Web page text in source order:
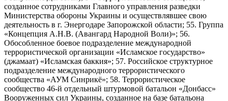
созданное сотрудниками Главного управления разведки
Министерства обороны Украины и осуществлявшее свою
деятельность в г. Энергодаре Запорожской области; 55. Группа
«Концепция А.Н.В. (Авангард Народной Воли)»; 56.
Обособленное боевое подразделение международной
террористической организации «Исламское государство»
(джамаат) «Исламская баккия»; 57. Российское структурное
подразделение международного террористического
сообщества «АУМ Синрикё»; 58. Террористическое
сообщество 46-й отдельный штурмовой батальон «Донбасс»
Вооруженных сил Украины, созданное на базе батальона